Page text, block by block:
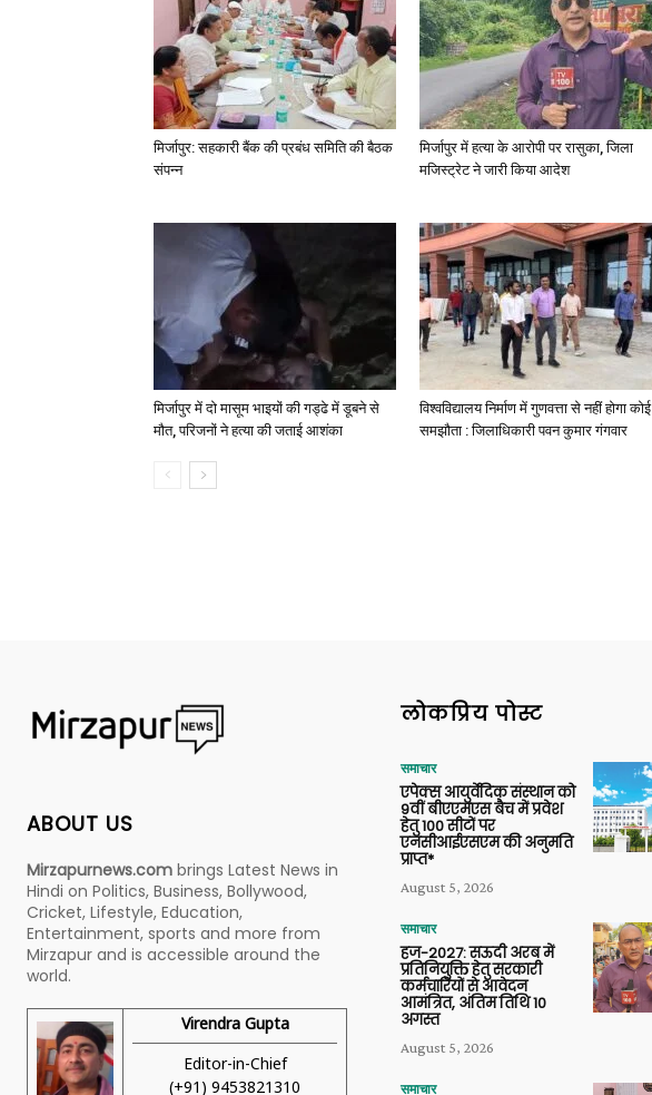
मिर्जापुर: सहकारी बैंक की प्रबंध समिति की बैठक
संपन्न
मिर्जापुर में हत्या के आरोपी पर रासुका, जिला
मजिस्ट्रेट ने जारी किया आदेश
मिर्जापुर में दो मासूम भाइयों की गड्ढे में डूबने से
मौत, परिजनों ने हत्या की जताई आशंका
विश्वविद्यालय निर्माण में गुणवत्ता से नहीं होगा कोई
समझौता : जिलाधिकारी पवन कुमार गंगवार
ABOUT US
Mirzapurnews.com brings Latest News in
Hindi on Politics, Business, Bollywood,
Cricket, Lifestyle, Education,
Entertainment, sports and more from
Mirzapur and is accessible around the
world.
Virendra Gupta
Editor-in-Chief
(+91) 9453821310
लोकप्रिय पोस्ट
समाचार
एपेक्स आयुर्वेदिक संस्थान को
9वीं बीएएमएस बैच में प्रवेश
हेतु 100 सीटों पर
एनसीआईएसएम की अनुमति
प्राप्त*
August 5, 2026
समाचार
हज-2027: सऊदी अरब में
प्रतिनियुक्ति हेतु सरकारी
कर्मचारियों से आवेदन
आमंत्रित, अंतिम तिथि 10
अगस्त
August 5, 2026
समाचार